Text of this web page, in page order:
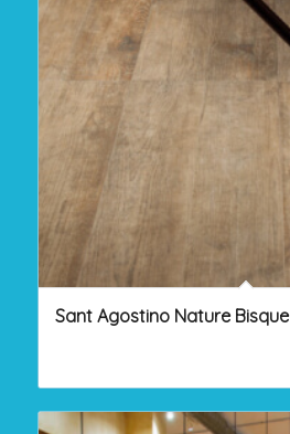
Sant Agostino Nature Bisque